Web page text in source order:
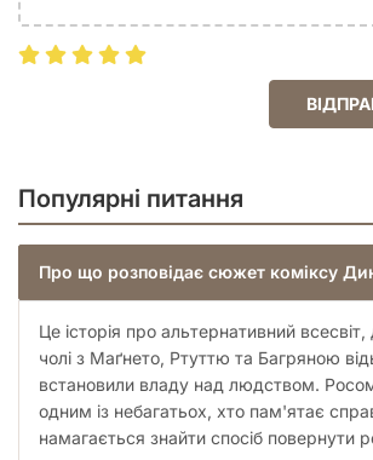
Популярні питання
Про що розповідає сюжет коміксу
Це історія про альтернативний
чолі з Маґнето, Ртуттю та Багряною
встановили владу над людством.
одним із небагатьох, хто пам'ятає
намагається знайти спосіб повернути